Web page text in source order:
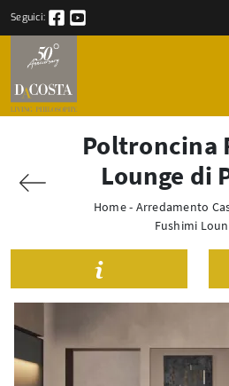
Seguici:
Poltroncina
Lounge di
Home- Arredamento
Fushimi